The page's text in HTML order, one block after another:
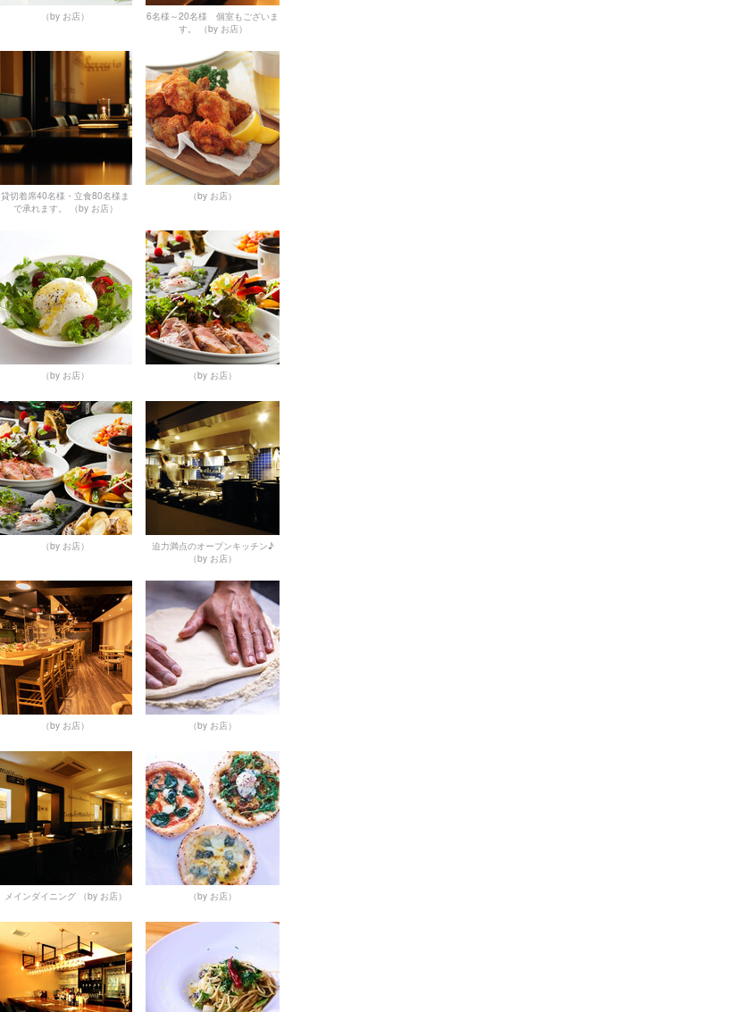
（by お店）
6名様～20名様 個室もございま
す。
（by お店）
貸切着席40名様・立食80名様ま
で承れます。
（by お店）
（by お店）
（by お店） （by お店）
（by お店）
迫力満点のオープンキッチン♪
（by お店）
（by お店） （by お店）
メインダイニング （by お店） （by お店）